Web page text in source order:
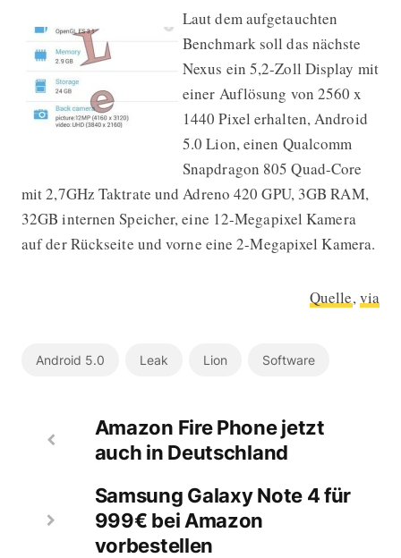
Laut dem aufgetauchten
Benchmark soll das nächste
Nexus ein 5,2-Zoll Display mit
einer Auflösung von 2560 x
1440 Pixel erhalten, Android
5.0 Lion, einen Qualcomm
Snapdragon 805 Quad-Core
mit 2,7GHz Taktrate und Adreno 420 GPU, 3GB RAM,
32GB internen Speicher, eine 12-Megapixel Kamera
auf der Rückseite und vorne eine 2-Megapixel Kamera.
Quelle, via
Android 5.0 Leak Lion Software
Amazon Fire Phone jetzt
auch in Deutschland
Samsung Galaxy Note 4 für
999€ bei Amazon
vorbestellen